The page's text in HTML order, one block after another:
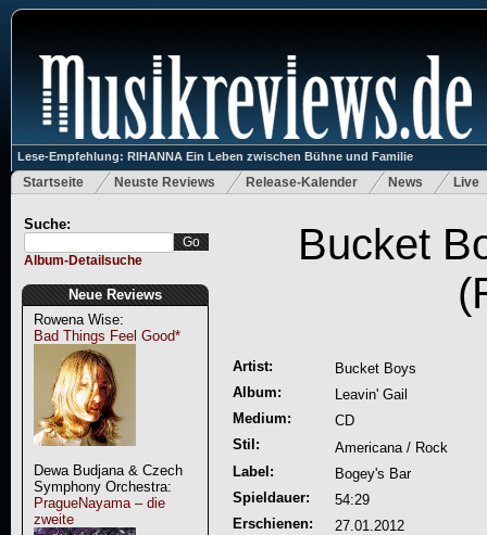
Lese-Empfehlung: RIHANNA Ein Leben zwischen Bühne und Familie
Startseite Neuste Reviews Release-Kalender News Live
Suche:
Album-Detailsuche
Neue Reviews
Rowena Wise:
Bad Things Feel Good*
Dewa Budjana & Czech
Symphony Orchestra:
PragueNayama – die
zweite
Bucket
Artist:
Bucket Boys
Album:
Leavin' Gail
Medium:
CD
Stil:
Americana / Rock
Label:
Bogey's Bar
Spieldauer:
54:29
Erschienen:
27.01.2012